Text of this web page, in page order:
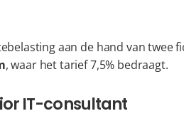
aan de hand van twee
, waar het tarief 7,5% bedraagt.
IT-consultant